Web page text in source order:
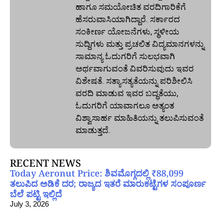
ಹಾಗೂ ಸಮಯೋಚಿತ ವರದಿಗಾರಿಕೆಗೆ
ಹೆಸರುವಾಸಿಯಾಗಿದ್ದಾರೆ. ಸರ್ಕಾರದ
ಸಂಕೀರ್ಣ ಯೋಜನೆಗಳು, ಸ್ಥಳೀಯ
ಸುದ್ದಿಗಳು ಮತ್ತು ಪ್ರಚಲಿತ ವಿದ್ಯಮಾನಗಳನ್ನು
ಸಾಮಾನ್ಯ ಓದುಗರಿಗೆ ಸುಲಭವಾಗಿ
ಅರ್ಥವಾಗುವಂತೆ ವಿವರಿಸುವುದು ಇವರ
ವಿಶೇಷತೆ. ಸತ್ಯಾಸತ್ಯತೆಯನ್ನು ಪರಿಶೀಲಿಸಿ
ವರದಿ ಮಾಡುವ ಇವರ ಬದ್ಧತೆಯು,
ಓದುಗರಿಗೆ ಯಾವಾಗಲೂ ಅತ್ಯಂತ
ವಿಶ್ವಾಸಾರ್ಹ ಮಾಹಿತಿಯನ್ನು ತಲುಪಿಸುವಂತೆ
ಮಾಡುತ್ತದೆ.
RECENT NEWS
Today Aeronut Price: ಶಿವಮೊಗ್ಗದಲ್ಲಿ ₹88,099
ತಲುಪಿದ ಅಡಿಕೆ ದರ; ರಾಜ್ಯದ ಇತರೆ ಮಾರುಕಟ್ಟೆಗಳ ಸಂಪೂರ್ಣ
ಬೆಲೆ ಪಟ್ಟಿ ಇಲ್ಲಿದೆ
July 3, 2026